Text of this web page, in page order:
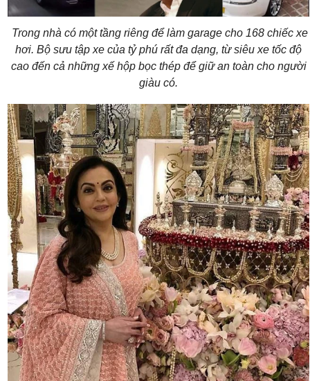
Trong nhà có một tầng riêng để làm garage cho 168 chiếc xe
hơi. Bộ sưu tập xe của tỷ phú rất đa dạng, từ siêu xe tốc độ
cao đến cả những xế hộp bọc thép để giữ an toàn cho người
giàu có.